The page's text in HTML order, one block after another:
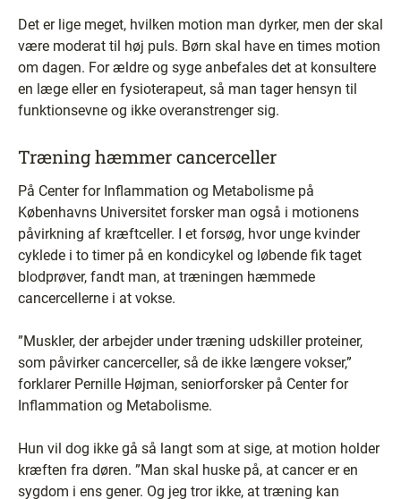
Det er lige meget, hvilken motion man dyrker, men der skal
være moderat til høj puls. Børn skal have en times motion
om dagen. For ældre og syge anbefales det at konsultere
en læge eller en fysioterapeut, så man tager hensyn til
funktionsevne og ikke overanstrenger sig.
Træning hæmmer cancerceller
På Center for Inflammation og Metabolisme på
Københavns Universitet forsker man også i motionens
påvirkning af kræftceller. I et forsøg, hvor unge kvinder
cyklede i to timer på en kondicykel og løbende fik taget
blodprøver, fandt man, at træningen hæmmede
cancercellerne i at vokse.
”Muskler, der arbejder under træning udskiller proteiner,
som påvirker cancerceller, så de ikke længere vokser,”
forklarer Pernille Højman, seniorforsker på Center for
Inflammation og Metabolisme.
Hun vil dog ikke gå så langt som at sige, at motion holder
kræften fra døren. ”Man skal huske på, at cancer er en
sygdom i ens gener. Og jeg tror ikke, at træning kan